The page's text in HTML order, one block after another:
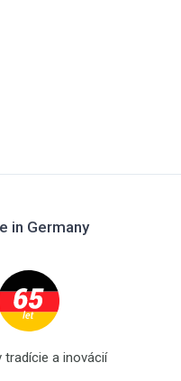
in Germany
tradície a inovácií